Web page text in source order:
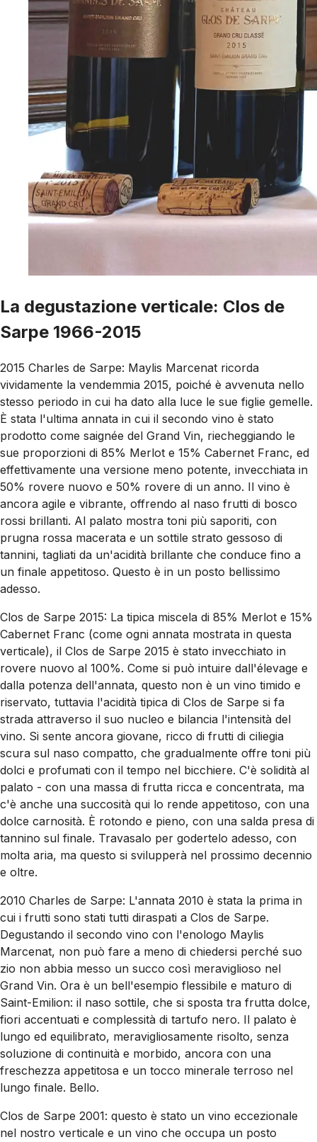
La degustazione verticale: Clos de
Sarpe 1966-2015
2015 Charles de Sarpe: Maylis Marcenat ricorda
vividamente la vendemmia 2015, poiché è avvenuta nello
stesso periodo in cui ha dato alla luce le sue figlie gemelle.
È stata l'ultima annata in cui il secondo vino è stato
prodotto come saignée del Grand Vin, riecheggiando le
sue proporzioni di 85% Merlot e 15% Cabernet Franc, ed
effettivamente una versione meno potente, invecchiata in
50% rovere nuovo e 50% rovere di un anno. Il vino è
ancora agile e vibrante, offrendo al naso frutti di bosco
rossi brillanti. Al palato mostra toni più saporiti, con
prugna rossa macerata e un sottile strato gessoso di
tannini, tagliati da un'acidità brillante che conduce fino a
un finale appetitoso. Questo è in un posto bellissimo
adesso.
Clos de Sarpe 2015: La tipica miscela di 85% Merlot e 15%
Cabernet Franc (come ogni annata mostrata in questa
verticale), il Clos de Sarpe 2015 è stato invecchiato in
rovere nuovo al 100%. Come si può intuire dall'élevage e
dalla potenza dell'annata, questo non è un vino timido e
riservato, tuttavia l'acidità tipica di Clos de Sarpe si fa
strada attraverso il suo nucleo e bilancia l'intensità del
vino. Si sente ancora giovane, ricco di frutti di ciliegia
scura sul naso compatto, che gradualmente offre toni più
dolci e profumati con il tempo nel bicchiere. C'è solidità al
palato - con una massa di frutta ricca e concentrata, ma
c'è anche una succosità qui lo rende appetitoso, con una
dolce carnosità. È rotondo e pieno, con una salda presa di
tannino sul finale. Travasalo per godertelo adesso, con
molta aria, ma questo si svilupperà nel prossimo decennio
e oltre.
2010 Charles de Sarpe: L'annata 2010 è stata la prima in
cui i frutti sono stati tutti diraspati a Clos de Sarpe.
Degustando il secondo vino con l'enologo Maylis
Marcenat, non può fare a meno di chiedersi perché suo
zio non abbia messo un succo così meraviglioso nel
Grand Vin. Ora è un bell'esempio flessibile e maturo di
Saint-Emilion: il naso sottile, che si sposta tra frutta dolce,
fiori accentuati e complessità di tartufo nero. Il palato è
lungo ed equilibrato, meravigliosamente risolto, senza
soluzione di continuità e morbido, ancora con una
freschezza appetitosa e un tocco minerale terroso nel
lungo finale. Bello.
Clos de Sarpe 2001: questo è stato un vino eccezionale
nel nostro verticale e un vino che occupa un posto